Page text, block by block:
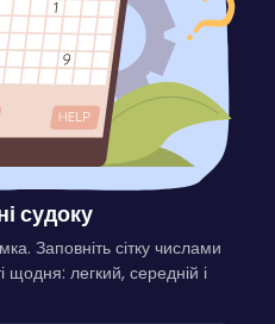
судоку
Заповніть сітку числами
щодня: легкий, середній і